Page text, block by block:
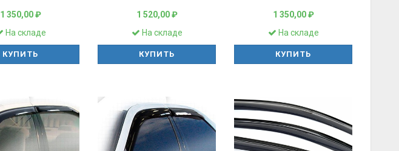
1 350,00 ₽
На складе
КУПИТЬ
1 520,00 ₽
На складе
КУПИТЬ
1 350,00 ₽
На складе
КУПИТЬ